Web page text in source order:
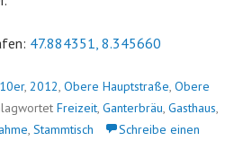
47.884351, 8.345660
, 2012, Obere Hauptstraße, Obere
Freizeit, Ganterbräu, Gasthaus,
, Stammtisch
Schreibe einen